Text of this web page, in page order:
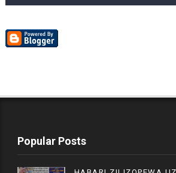
Popular Posts